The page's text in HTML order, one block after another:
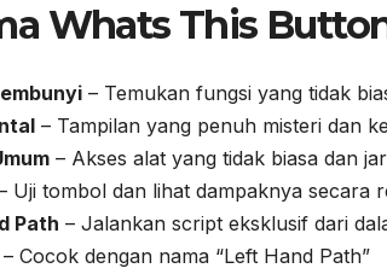
Whats This
– Temukan fungsi yang tidak
– Tampilan yang penuh misteri dan
– Akses alat yang tidak biasa dan
Uji tombol dan lihat dampaknya secara
Path – Jalankan script eksklusif dari
– Cocok dengan nama “Left Hand Path”